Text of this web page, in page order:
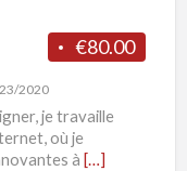
€80.00
2020
je travaille
où je
à […]